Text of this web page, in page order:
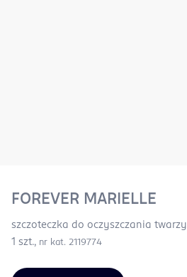
FOREVER MARIELLE
szczoteczka do oczyszczania twarzy
1 szt., nr kat. 2119774